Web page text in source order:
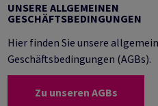
UNSERE ALLGEMEINEN
GESCHÄFTSBEDINGUNGEN
Hier finden Sie unsere
Geschäftsbedingungen (AGBs).
Zu unseren AGBs